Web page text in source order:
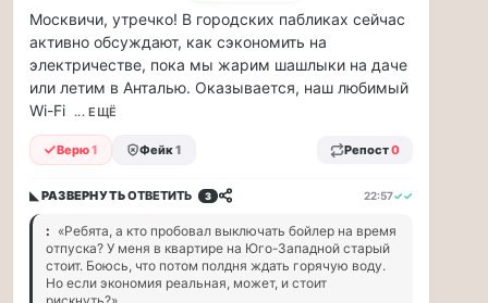
способ
решать
проблемы
с
кадрами...
Я
считаю,
тепрь
нам
должны
Москвичи, утречко! В городских пабликах сейчас
активно обсуждают, как сэкономить на
электричестве, пока мы жарим шашлыки на даче
или летим в Анталью. Оказывается, наш любимый
Wi-Fi ... ЕЩЁ
Верю1 Фейк1 Репост0
◣ РАЗВЕРНУТЬОТВЕТИТЬ 3 22:57✓✓
: «Ребята, а кто пробовал выключать бойлер на время
отпуска? У меня в квартире на Юго-Западной старый
стоит. Боюсь, что потом полдня ждать горячую воду.
Но если экономия реальная, может, и стоит